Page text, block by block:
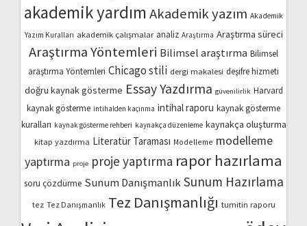
akademik yardımAkademik yazım Akademik
Yazım Kuralları akademik çalışmalar analiz Araştırma Araştırma süreci
Araştırma Yöntemleri Bilimsel araştırma Bilimsel
araştırma Yöntemleri Chicago stili dergi makalesi deşifre hizmeti
doğru kaynak gösterme Essay Yazdırma güvenilirlik Harvard
kaynak gösterme intihalden kaçınma intihal raporu kaynak gösterme
kuralları kaynak gösterme rehberi kaynakça düzenleme kaynakça oluşturma
kitap yazdırma Literatür Taraması Modelleme modelleme
yaptırma proje proje yaptırma rapor hazırlama
soru çözdürme Sunum Danışmanlık Sunum Hazırlama
tez Tez Danışmanlık Tez Danışmanlığı turnitin raporu